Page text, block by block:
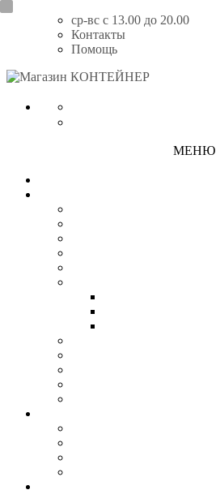
содержимому
ср-вс с 13.00 до 20.00
Контакты
Помощь
КОНТЕЙНЕР
МЕНЮ